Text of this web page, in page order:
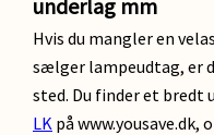
underlag mm
Hvis du mangler en
sælger lampeudtag, er
sted. Du finder et bredt
LK på www.yousave.dk,